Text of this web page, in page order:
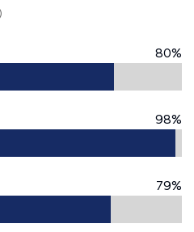
80%
98%
79%